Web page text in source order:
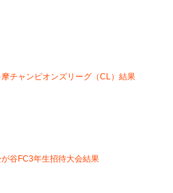
摩チャンピオンズリーグ（CL）結果
が谷FC3年生招待大会結果